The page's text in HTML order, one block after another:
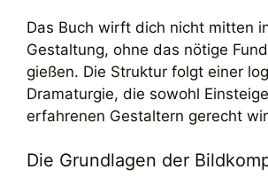
Das Buch wirft dich nicht mitten
Gestaltung, ohne das nötige
gießen. Die Struktur folgt einer
Dramaturgie, die sowohl
erfahrenen Gestaltern gerecht
Die Grundlagen der